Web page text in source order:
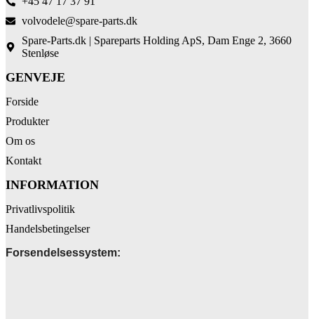
volvodele@spare-parts.dk
Spare-Parts.dk | Spareparts Holding ApS, Dam Enge 2, 3660
Stenløse
GENVEJE
Forside
Produkter
Om os
Kontakt
INFORMATION
Privatlivspolitik
Handelsbetingelser
Forsendelsessystem: